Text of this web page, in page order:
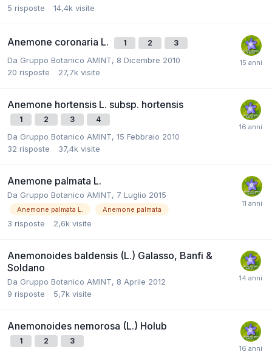
5 risposte 14,4k visite
Anemone coronaria L. 1 2 3
Da Gruppo Botanico AMINT, 8 Dicembre 2010
20 risposte 27,7k visite
Anemone hortensis L. subsp. hortensis
1 2 3 4
Da Gruppo Botanico AMINT, 15 Febbraio 2010
32 risposte 37,4k visite
Anemone palmata L.
Da Gruppo Botanico AMINT, 7 Luglio 2015
Anemone palmata L. Anemone palmata
3 risposte 2,6k visite
Anemonoides baldensis (L.) Galasso, Banfi &
Soldano
Da Gruppo Botanico AMINT, 8 Aprile 2012
9 risposte 5,7k visite
Anemonoides nemorosa (L.) Holub
1 2 3